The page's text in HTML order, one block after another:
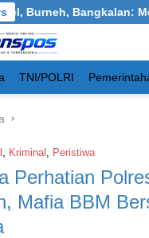
Bangkalan:
TNI/POLRI
, Kriminal , Peristiwa
Perhatian
Mafia BBM